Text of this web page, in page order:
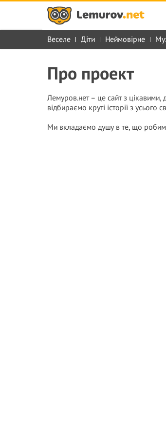
Веселе Діти Неймовірне
Про проект
Лемуров.нет – це сайт з
відбираємо круті історії з усього
Ми вкладаємо душу в те, що